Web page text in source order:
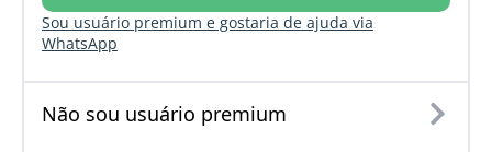
Sou usuário premium e gostaria de ajuda via
WhatsApp
Não sou usuário premium